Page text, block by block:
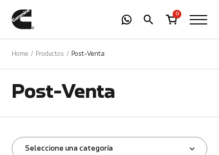
0
Home Productos Post-Venta
Post-Venta
Seleccione una categoría